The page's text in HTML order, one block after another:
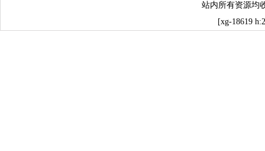
站内所有资源均
[xg-18619